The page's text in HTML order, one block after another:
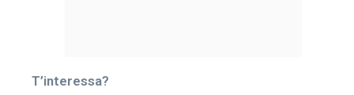
T’interessa?